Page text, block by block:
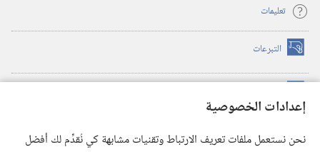
إعدادات الخصوصية
نحن نستعمل ملفات تعريف الارتباط وتقنيات مشابهة كي نُقدِّم لك أفضل
تعليمات
التبرعات (يفتح
نافذة
(يفتح
نافذة
(يفتح
نافذة